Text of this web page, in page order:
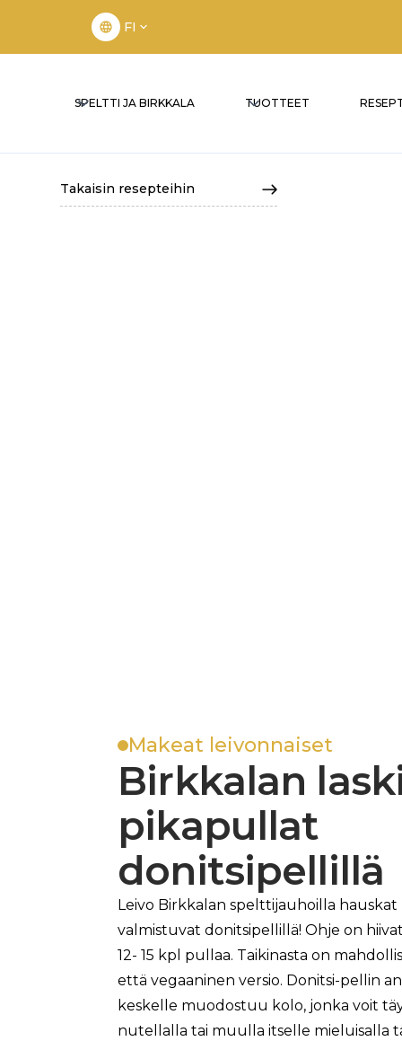
FI
SPELTTI JA BIRKKALA TUOTTEET
Takaisin resepteihin
Makeat leivonnaiset
Birkkalan
pikapullat
donitsipellillä
Leivo Birkkalan spelttijauhoilla
valmistuvat donitsipellillä! Ohje on
12- 15 kpl pullaa. Taikinasta on
että vegaaninen versio. Donitsi-pellin
keskelle muodostuu kolo, jonka voit
nutellalla tai muulla itselle mieluisalla